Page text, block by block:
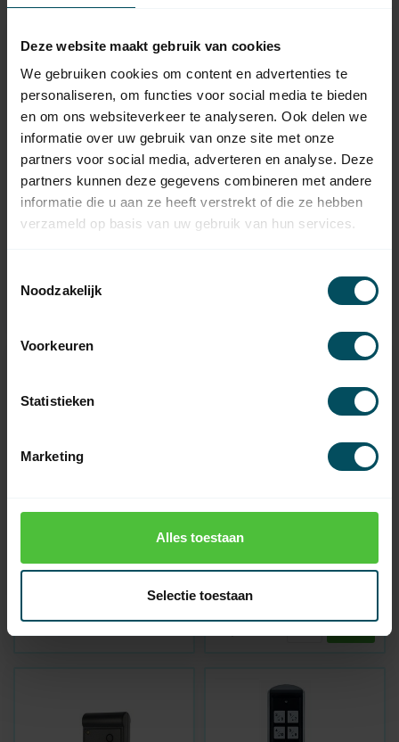
Deze website maakt gebruik van cookies
We gebruiken cookies om content en advertenties te
personaliseren, om functies voor social media te bieden
en om ons websiteverkeer te analyseren. Ook delen we
informatie over uw gebruik van onze site met onze
partners voor social media, adverteren en analyse. Deze
partners kunnen deze gegevens combineren met andere
informatie die u aan ze heeft verstrekt of die ze hebben
verzameld op basis van uw gebruik van hun services.
Noodzakelijk
Voorkeuren
Statistieken
Marketing
Alles toestaan
Selectie toestaan
Handheld transmitter
SKX1-WD
TEDSEN
SKX1-WD - Copy
In stock